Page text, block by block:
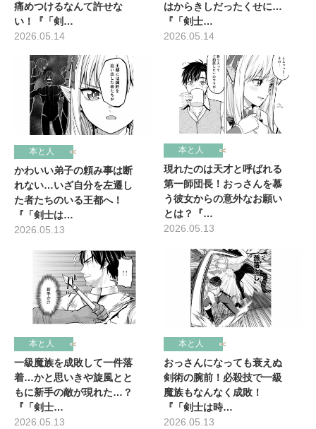
痛めつけるなんて許せな
い！『「剣…
2026.05.14
はからきしだったくせに…
『「剣士…
2026.05.14
本と人
かわいい弟子の頼み事は断
れない…いざ自分を左遷し
た者たちのいる王都へ！
『「剣士は…
2026.05.13
本と人
現れたのは天才と呼ばれる
第一師団長！おっさんを慕
う彼女からの意外なお願い
とは？『…
2026.05.13
本と人
一級魔族を成敗して一件落
着…かと思いきや旋風とと
もに新手の敵が現れた…？
『「剣士…
2026.05.13
本と人
おっさんになっても衰えぬ
剣術の腕前！必殺技で一級
魔族もなんなく成敗！
『「剣士は時…
2026.05.13